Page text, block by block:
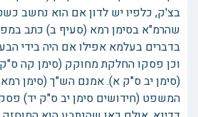
בצ'ק, כלפיו יש לדון אם הוא נחשב
שהרמ"א בסימן רמא (סעיף ב) כתב
בדברים בעלמא אפילו אם היה בידי
וכן פסקו החלקת מחוקק (סימן קה
(סימן יב ס"ק א). אמנם הש"ך (סימן רמא
המשפט (חידושים סימן יב ס"ק יד)